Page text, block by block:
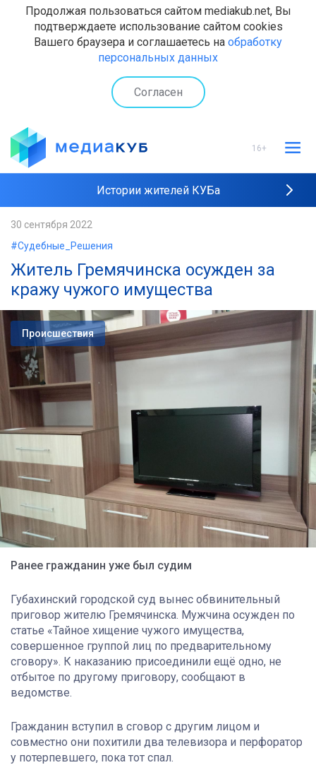
Продолжая пользоваться сайтом mediakub.net, Вы
подтверждаете использование сайтом cookies
Вашего браузера и соглашаетесь на обработку
персональных данных
Согласен
16+
Истории жителей КУБа
30 сентября 2022
#Судебные_Решения
Житель Гремячинска осужден за
кражу чужого имущества
Происшествия
Ранее гражданин уже был судим
Губахинский городской суд вынес обвинительный
приговор жителю Гремячинска. Мужчина осужден по
статье «Тайное хищение чужого имущества,
совершенное группой лиц по предварительному
сговору». К наказанию присоединили ещё одно, не
отбытое по другому приговору, сообщают в
ведомстве.
Гражданин вступил в сговор с другим лицом и
совместно они похитили два телевизора и перфоратор
у потерпевшего, пока тот спал.